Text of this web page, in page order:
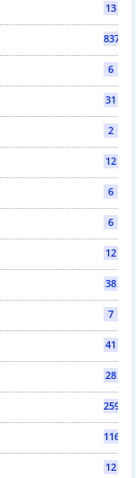
13
837
6
31
2
12
6
6
12
38
7
41
28
2597
116
12